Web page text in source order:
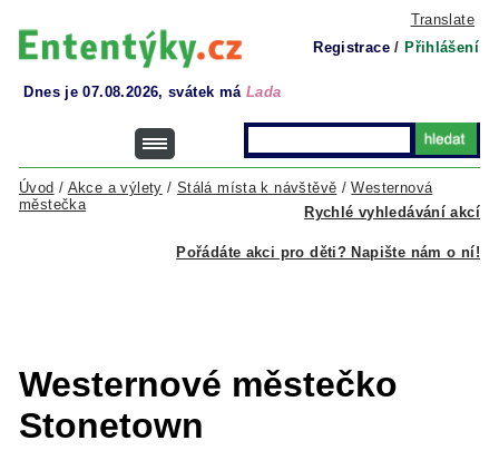
Translate
Registrace / Přihlášení
Dnes je 07.08.2026, svátek má Lada
Rychlé vyhledávání akcí
Úvod / Akce a výlety / Stálá místa k návštěvě /Westernová
městečka
Pořádáte akci pro děti? Napište nám o ní!
Westernové městečko
Stonetown